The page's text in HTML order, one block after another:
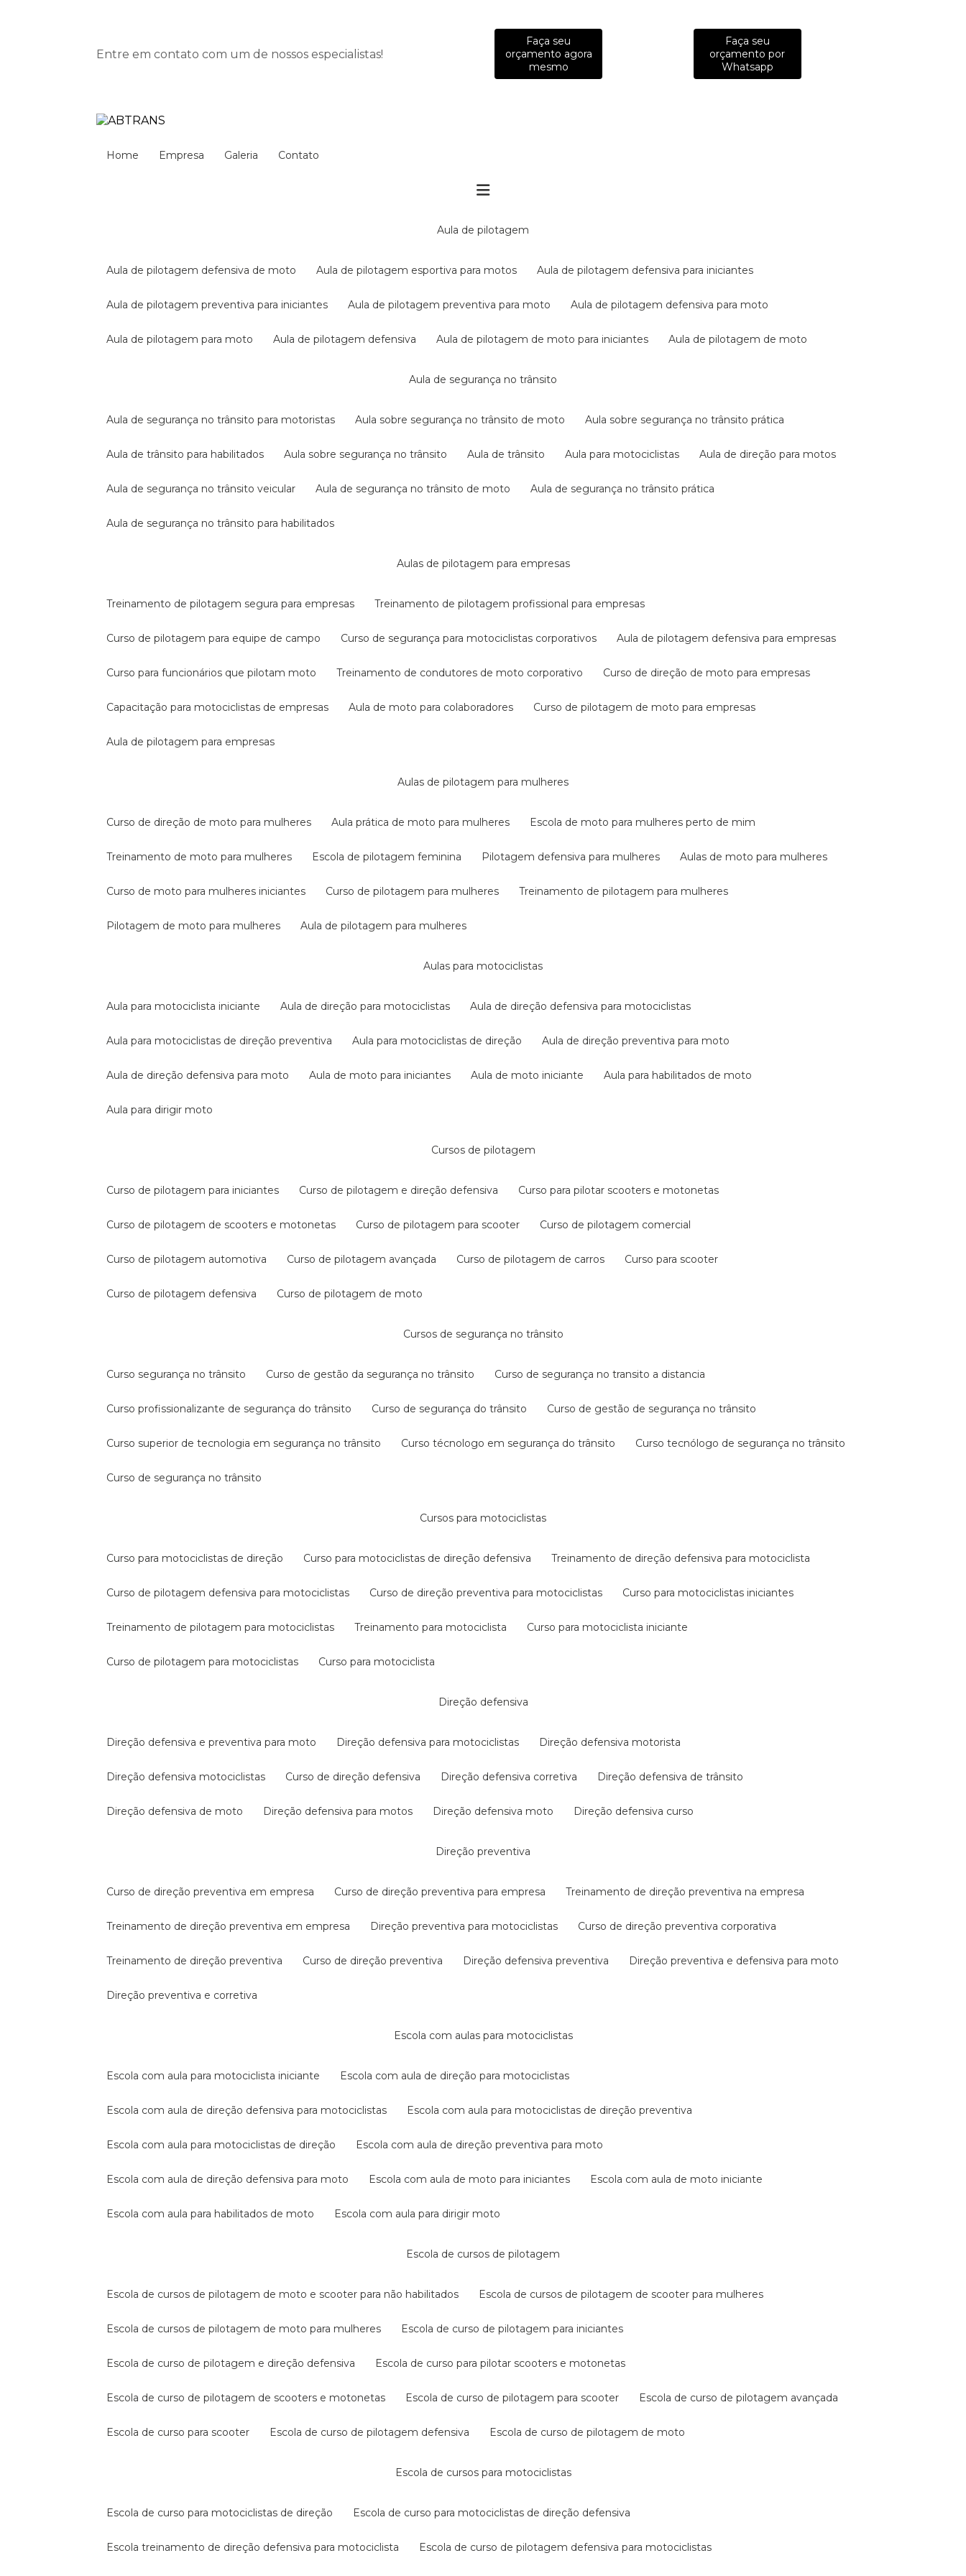
Entre em contato com um de nossos especialistas!
Faça seu
orçamento agora
mesmo
Faça seu
orçamento por
Whatsapp
Home Empresa Galeria Contato
aula de pilotagem
aula de pilotagem defensiva de moto aula de pilotagem esportiva para motos aula de pilotagem defensiva para iniciantes
aula de pilotagem preventiva para iniciantes aula de pilotagem preventiva para moto aula de pilotagem defensiva para moto
aula de pilotagem para moto aula de pilotagem defensiva aula de pilotagem de moto para iniciantes aula de pilotagem de moto
aula de segurança no trânsito
aula de segurança no trânsito para motoristas aula sobre segurança no trânsito de moto aula sobre segurança no trânsito prática
aula de trânsito para habilitados aula sobre segurança no trânsito aula de trânsito aula para motociclistas aula de direção para motos
aula de segurança no trânsito veicular aula de segurança no trânsito de moto aula de segurança no trânsito prática
aula de segurança no trânsito para habilitados
aulas de pilotagem para empresas
treinamento de pilotagem segura para empresas treinamento de pilotagem profissional para empresas
curso de pilotagem para equipe de campo curso de segurança para motociclistas corporativos aula de pilotagem defensiva para empresas
curso para funcionários que pilotam moto treinamento de condutores de moto corporativo curso de direção de moto para empresas
capacitação para motociclistas de empresas aula de moto para colaboradores curso de pilotagem de moto para empresas
aula de pilotagem para empresas
aulas de pilotagem para mulheres
curso de direção de moto para mulheres aula prática de moto para mulheres escola de moto para mulheres perto de mim
treinamento de moto para mulheres escola de pilotagem feminina pilotagem defensiva para mulheres aulas de moto para mulheres
curso de moto para mulheres iniciantes curso de pilotagem para mulheres treinamento de pilotagem para mulheres
pilotagem de moto para mulheres aula de pilotagem para mulheres
aulas para motociclistas
aula para motociclista iniciante aula de direção para motociclistas aula de direção defensiva para motociclistas
aula para motociclistas de direção preventiva aula para motociclistas de direção aula de direção preventiva para moto
aula de direção defensiva para moto aula de moto para iniciantes aula de moto iniciante aula para habilitados de moto
aula para dirigir moto
cursos de pilotagem
curso de pilotagem para iniciantes curso de pilotagem e direção defensiva curso para pilotar scooters e motonetas
curso de pilotagem de scooters e motonetas curso de pilotagem para scooter curso de pilotagem comercial
curso de pilotagem automotiva curso de pilotagem avançada curso de pilotagem de carros curso para scooter
curso de pilotagem defensiva curso de pilotagem de moto
cursos de segurança no trânsito
curso segurança no trânsito curso de gestão da segurança no trânsito curso de segurança no transito a distancia
curso profissionalizante de segurança do trânsito curso de segurança do trânsito curso de gestão de segurança no trânsito
curso superior de tecnologia em segurança no trânsito curso técnologo em segurança do trânsito curso tecnólogo de segurança no trânsito
curso de segurança no trânsito
cursos para motociclistas
curso para motociclistas de direção curso para motociclistas de direção defensiva treinamento de direção defensiva para motociclista
curso de pilotagem defensiva para motociclistas curso de direção preventiva para motociclistas curso para motociclistas iniciantes
treinamento de pilotagem para motociclistas treinamento para motociclista curso para motociclista iniciante
curso de pilotagem para motociclistas curso para motociclista
direção defensiva
direção defensiva e preventiva para moto direção defensiva para motociclistas direção defensiva motorista
direção defensiva motociclistas curso de direção defensiva direção defensiva corretiva direção defensiva de trânsito
direção defensiva de moto direção defensiva para motos direção defensiva moto direção defensiva curso
direção preventiva
curso de direção preventiva em empresa curso de direção preventiva para empresa treinamento de direção preventiva na empresa
treinamento de direção preventiva em empresa direção preventiva para motociclistas curso de direção preventiva corporativa
treinamento de direção preventiva curso de direção preventiva direção defensiva preventiva direção preventiva e defensiva para moto
direção preventiva e corretiva
escola com aulas para motociclistas
escola com aula para motociclista iniciante escola com aula de direção para motociclistas
escola com aula de direção defensiva para motociclistas escola com aula para motociclistas de direção preventiva
escola com aula para motociclistas de direção escola com aula de direção preventiva para moto
escola com aula de direção defensiva para moto escola com aula de moto para iniciantes escola com aula de moto iniciante
escola com aula para habilitados de moto escola com aula para dirigir moto
escola de cursos de pilotagem
escola de cursos de pilotagem de moto e scooter para não habilitados escola de cursos de pilotagem de scooter para mulheres
escola de cursos de pilotagem de moto para mulheres escola de curso de pilotagem para iniciantes
escola de curso de pilotagem e direção defensiva escola de curso para pilotar scooters e motonetas
escola de curso de pilotagem de scooters e motonetas escola de curso de pilotagem para scooter escola de curso de pilotagem avançada
escola de curso para scooter escola de curso de pilotagem defensiva escola de curso de pilotagem de moto
escola de cursos para motociclistas
escola de curso para motociclistas de direção escola de curso para motociclistas de direção defensiva
escola treinamento de direção defensiva para motociclista escola de curso de pilotagem defensiva para motociclistas